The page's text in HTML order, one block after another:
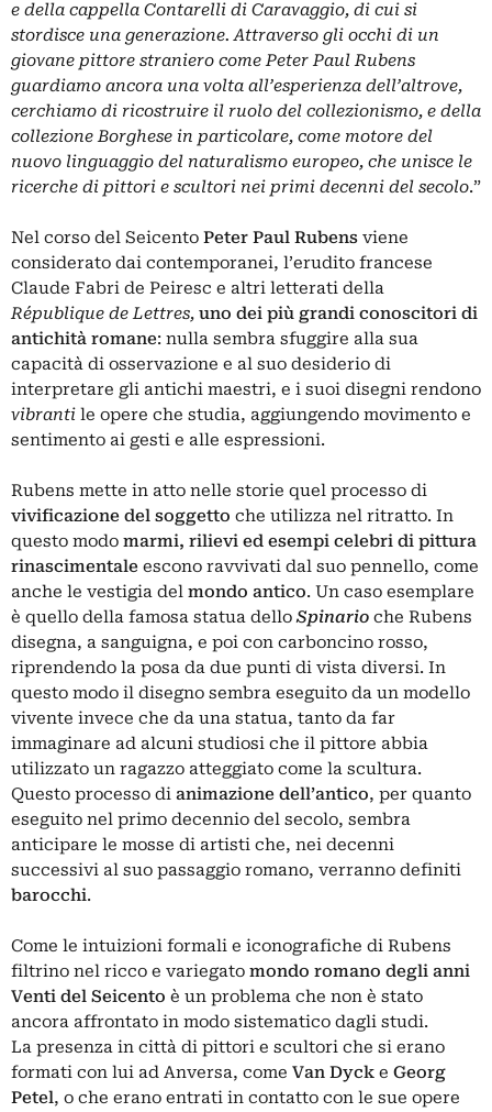
e della cappella Contarelli di Caravaggio, di cui si
stordisce una generazione. Attraverso gli occhi di un
giovane pittore straniero come Peter Paul Rubens
guardiamo ancora una volta all’esperienza dell’altrove,
cerchiamo di ricostruire il ruolo del collezionismo, e della
collezione Borghese in particolare, come motore del
nuovo linguaggio del naturalismo europeo, che unisce le
ricerche di pittori e scultori nei primi decenni del secolo.”
Nel corso del Seicento Peter Paul Rubens viene
considerato dai contemporanei, l’erudito francese
Claude Fabri de Peiresc e altri letterati della
République de Lettres, uno dei più grandi conoscitori di
antichità romane: nulla sembra sfuggire alla sua
capacità di osservazione e al suo desiderio di
interpretare gli antichi maestri, e i suoi disegni rendono
vibranti le opere che studia, aggiungendo movimento e
sentimento ai gesti e alle espressioni.
Rubens mette in atto nelle storie quel processo di
vivificazione del soggetto che utilizza nel ritratto. In
questo modo marmi, rilievi ed esempi celebri di pittura
rinascimentale escono ravvivati dal suo pennello, come
anche le vestigia del mondo antico. Un caso esemplare
è quello della famosa statua delloSpinario che Rubens
disegna, a sanguigna, e poi con carboncino rosso,
riprendendo la posa da due punti di vista diversi. In
questo modo il disegno sembra eseguito da un modello
vivente invece che da una statua, tanto da far
immaginare ad alcuni studiosi che il pittore abbia
utilizzato un ragazzo atteggiato come la scultura.
Questo processo di animazione dell’antico, per quanto
eseguito nel primo decennio del secolo, sembra
anticipare le mosse di artisti che, nei decenni
successivi al suo passaggio romano, verranno definiti
barocchi.
Come le intuizioni formali e iconografiche di Rubens
filtrino nel ricco e variegato mondo romano degli anni
Venti del Seicento è un problema che non è stato
ancora affrontato in modo sistematico dagli studi.
La presenza in città di pittori e scultori che si erano
formati con lui ad Anversa, come Van Dyck e Georg
Petel, o che erano entrati in contatto con le sue opere